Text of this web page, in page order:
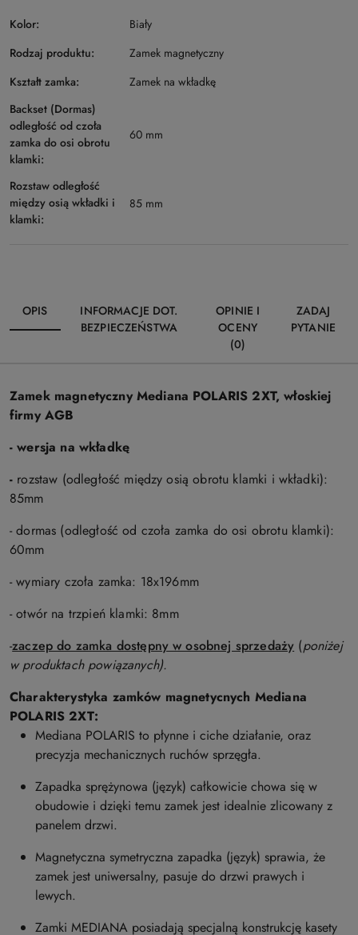
Kolor:
Biały
Rodzaj produktu:
Zamek magnetyczny
Kształt zamka:
Zamek na wkładkę
Backset (Dormas)
odległość od czoła
zamka do osi obrotu
klamki:
60 mm
Rozstaw odległość
między osią wkładki i
klamki:
85 mm
OPIS
INFORMACJE DOT.
BEZPIECZEŃSTWA
OPINIE I
OCENY
(0)
ZADAJ
PYTANIE
Zamek magnetyczny Mediana POLARIS 2XT, włoskiej
firmy AGB
- wersja na wkładkę
- rozstaw (odległość między osią obrotu klamki i wkładki):
85mm
- dormas (odległość od czoła zamka do osi obrotu klamki):
60mm
- wymiary czoła zamka: 18x196mm
- otwór na trzpień klamki: 8mm
-zaczep do zamka dostępny w osobnej sprzedaży (poniżej
w produktach powiązanych).
Charakterystyka zamków magnetycnych Mediana
POLARIS 2XT:
Mediana POLARIS to płynne i ciche działanie, oraz
precyzja mechanicznych ruchów sprzęgła.
Zapadka sprężynowa (język) całkowicie chowa się w
obudowie i dzięki temu zamek jest idealnie zlicowany z
panelem drzwi.
Magnetyczna symetryczna zapadka (język) sprawia, że
zamek jest uniwersalny, pasuje do drzwi prawych i
lewych.
Zamki MEDIANA posiadają specjalną konstrukcję kasety